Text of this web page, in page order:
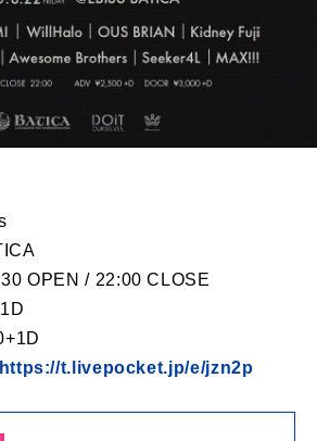
OPEN / 22:00 CLOSE
https://t.livepocket.jp/e/jzn2p